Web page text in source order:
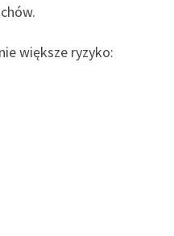
większe ryzyko: